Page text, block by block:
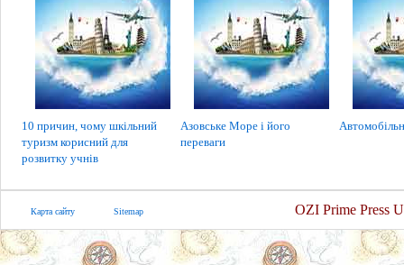
10 причин, чому шкільний
туризм корисний для
розвитку учнів
Азовське Море і його
переваги
Карта сайту Sitemap OZI Prime Press